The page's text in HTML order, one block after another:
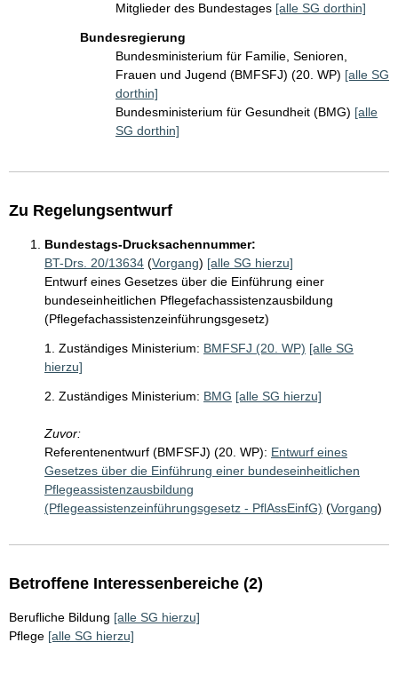
Mitglieder des Bundestages [alle SG dorthin]
Bundesregierung
Bundesministerium für Familie, Senioren,
Frauen und Jugend (BMFSFJ) (20. WP) [alle SG
dorthin]
Bundesministerium für Gesundheit (BMG) [alle
SG dorthin]
Zu Regelungsentwurf
Bundestags-Drucksachennummer:
BT-Drs. 20/13634 (Vorgang) [alle SG hierzu]
Entwurf eines Gesetzes über die Einführung einer
bundeseinheitlichen Pflegefachassistenzausbildung
(Pflegefachassistenzeinführungsgesetz)
1. Zuständiges Ministerium: BMFSFJ (20. WP) [alle SG
hierzu]
2. Zuständiges Ministerium: BMG [alle SG hierzu]
Zuvor:
Referentenentwurf (BMFSFJ) (20. WP): Entwurf eines
Gesetzes über die Einführung einer bundeseinheitlichen
Pflegeassistenzausbildung
(Pflegeassistenzeinführungsgesetz - PflAssEinfG) (Vorgang)
Betroffene Interessenbereiche (2)
Berufliche Bildung [alle SG hierzu]
Pflege [alle SG hierzu]